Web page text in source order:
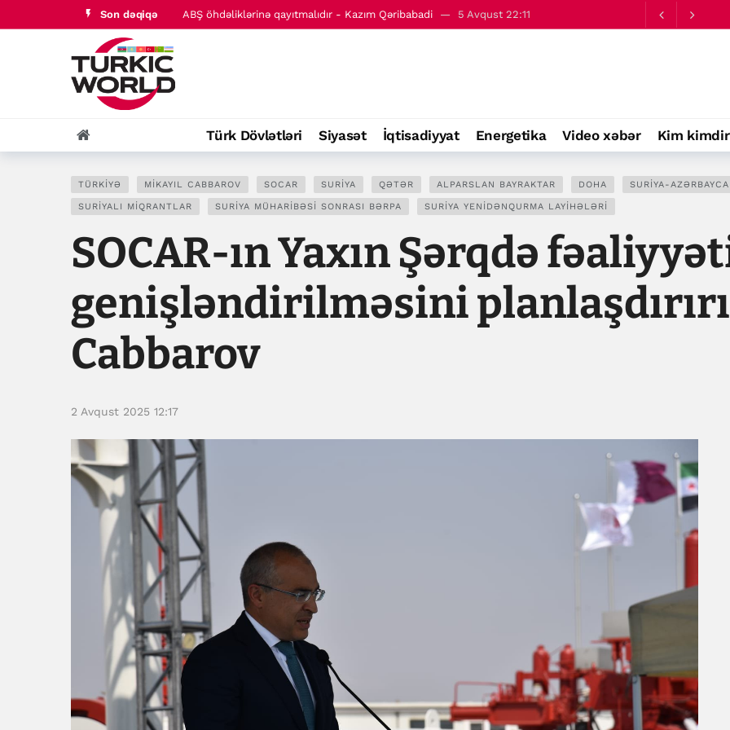
Son dəqiqə ABŞ öhdəliklərinə qayıtmalıdır - Kazım Qəribabadi 5 Avqust 22:11
Türk Dövlətləri Siyasət İqtisadiyyat Energetika Video xəbər Kim
TÜRKIYƏ MIKAYIL CABBAROV SOCAR SURIYA QƏTƏR ALPARSLAN BAYRAKTAR DOHA SURIYA-
SURIYALI MIQRANTLAR SURIYA MÜHARIBƏSI SONRASI BƏRPA SURIYA YENIDƏNQURMA LAYIHƏLƏRI
SOCAR-ın Yaxın Şərqdə
genişləndirilməsini
Cabbarov
2 Avqust 2025 12:17